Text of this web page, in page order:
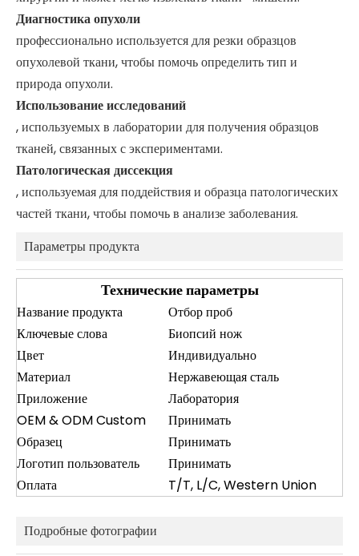
Диагностика опухоли
профессионально используется для резки образцов
опухолевой ткани, чтобы помочь определить тип и
природа опухоли.
Использование исследований
, используемых в лаборатории для получения образцов
тканей, связанных с экспериментами.
Патологическая диссекция
, используемая для поддействия и образца патологических
частей ткани, чтобы помочь в анализе заболевания.
Параметры продукта
Технические параметры
Название продукта
Отбор проб
Ключевые слова
Биопсий нож
Цвет
Индивидуально
Материал
Нержавеющая сталь
Приложение
Лаборатория
OEM & ODM Custom
Принимать
Образец
Принимать
Логотип пользователь
Принимать
Оплата
T/T, L/C, Western Union
Подробные фотографии